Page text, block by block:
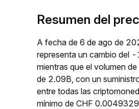
Resumen del
A fecha de 6 de ago de
representa un cambio del
mientras que el volumen
de 2.09B, con un
entre todas las
mínimo de CHF